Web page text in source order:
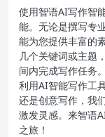
使用智语AI写作智
能。无论是撰写专
能为您提供丰富的
几个关键词或主题
间内完成写作任务。
利用AI智能写作工
还是创意写作，我
激发灵感。来智语
之旅！